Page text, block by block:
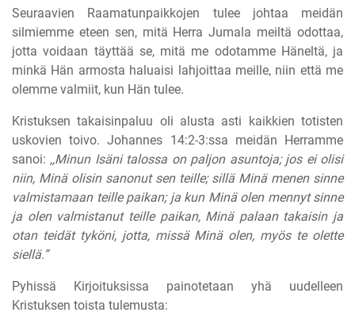
Seuraavien Raamatunpaikkojen tulee johtaa meidän
silmiemme eteen sen, mitä Herra Jumala meiltä odottaa,
jotta voidaan täyttää se, mitä me odotamme Häneltä, ja
minkä Hän armosta haluaisi lahjoittaa meille, niin että me
olemme valmiit, kun Hän tulee.
Kristuksen takaisinpaluu oli alusta asti kaikkien totisten
uskovien toivo. Johannes 14:2-3:ssa meidän Herramme
sanoi: ,,Minun Isäni talossa on paljon asuntoja; jos ei olisi
niin, Minä olisin sanonut sen teille; sillä Minä menen sinne
valmistamaan teille paikan; ja kun Minä olen mennyt sinne
ja olen valmistanut teille paikan, Minä palaan takaisin ja
otan teidät tyköni, jotta, missä Minä olen, myös te olette
siellä.”
Pyhissä Kirjoituksissa painotetaan yhä uudelleen
Kristuksen toista tulemusta: